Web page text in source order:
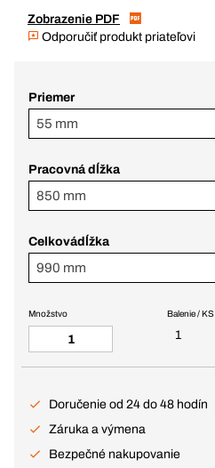
Zobrazenie PDF
Odporučiť produkt priateľovi
Priemer
55 mm
Pracovná dĺžka
850 mm
Celkovádĺžka
990 mm
Balenie / KS
1
Množstvo
Doručenie od 24 do 48 hodín
Záruka a výmena
Bezpečné nakupovanie